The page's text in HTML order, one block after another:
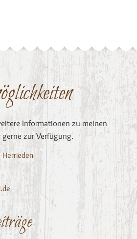
Informationen zu meinen
zur Verfügung.